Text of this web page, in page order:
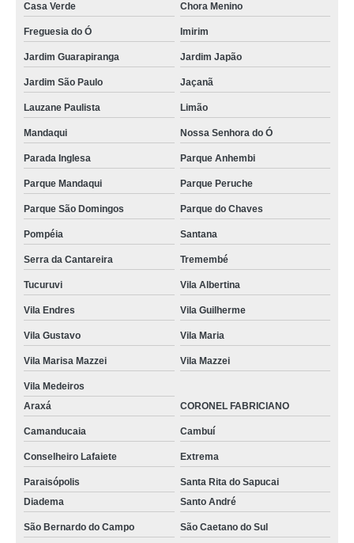
Casa Verde Chora Menino
Freguesia do Ó Imirim
Jardim Guarapiranga Jardim Japão
Jardim São Paulo Jaçanã
Lauzane Paulista Limão
Mandaqui Nossa Senhora do Ó
Parada Inglesa Parque Anhembi
Parque Mandaqui Parque Peruche
Parque São Domingos Parque do Chaves
Pompéia Santana
Serra da Cantareira Tremembé
Tucuruvi Vila Albertina
Vila Endres Vila Guilherme
Vila Gustavo Vila Maria
Vila Marisa Mazzei Vila Mazzei
Vila Medeiros
Araxá
CORONEL FABRICIANO
Camanducaia Cambuí
Conselheiro Lafaiete Extrema
Paraisópolis
Santa Rita do Sapucai
Diadema
Santo André
São Bernardo do Campo São Caetano do Sul